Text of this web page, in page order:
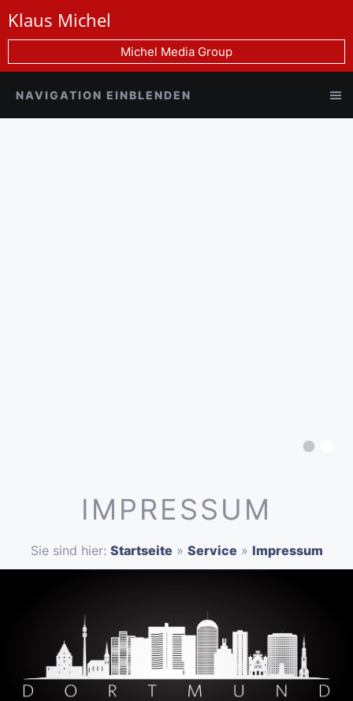
Klaus Michel
Michel Media Group
NAVIGATION EINBLENDEN
IMPRESSUM
Sie sind hier: Startseite » Service » Impressum